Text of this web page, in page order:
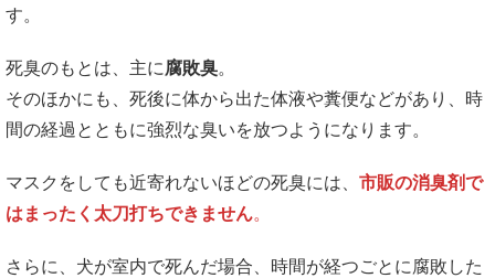
す。
死臭のもとは、主に腐敗臭。
そのほかにも、死後に体から出た体液や糞便などがあり、時
間の経過とともに強烈な臭いを放つようになります。
マスクをしても近寄れないほどの死臭には、 市販の消臭剤で
はまったく太刀打ちできません。
さらに、犬が室内で死んだ場合、時間が経つごとに腐敗した